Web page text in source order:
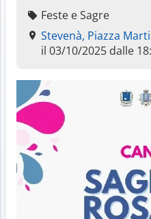
Feste e Sagre
Stevenà, Piazza
il 03/10/2025 dalle